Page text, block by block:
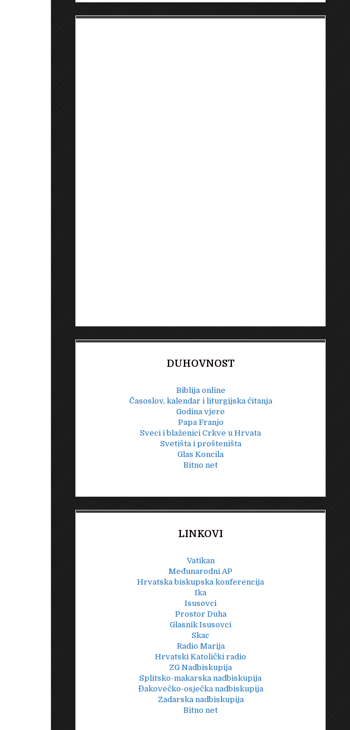
DUHOVNOST
Biblija online
Časoslov, kalendar i liturgijska čitanja
Godina vjere
Papa Franjo
Sveci i blaženici Crkve u Hrvata
Svetišta i prošteništa
Glas Koncila
Bitno net
LINKOVI
Vatikan
Međunarodni AP
Hrvatska biskupska konferencija
Ika
Isusovci
Prostor Duha
Glasnik Isusovci
Skac
Radio Marija
Hrvatski Katolički radio
ZG Nadbiskupija
Splitsko-makarska nadbiskupija
Đakovečko-osječka nadbiskupija
Zadarska nadbiskupija
Bitno net